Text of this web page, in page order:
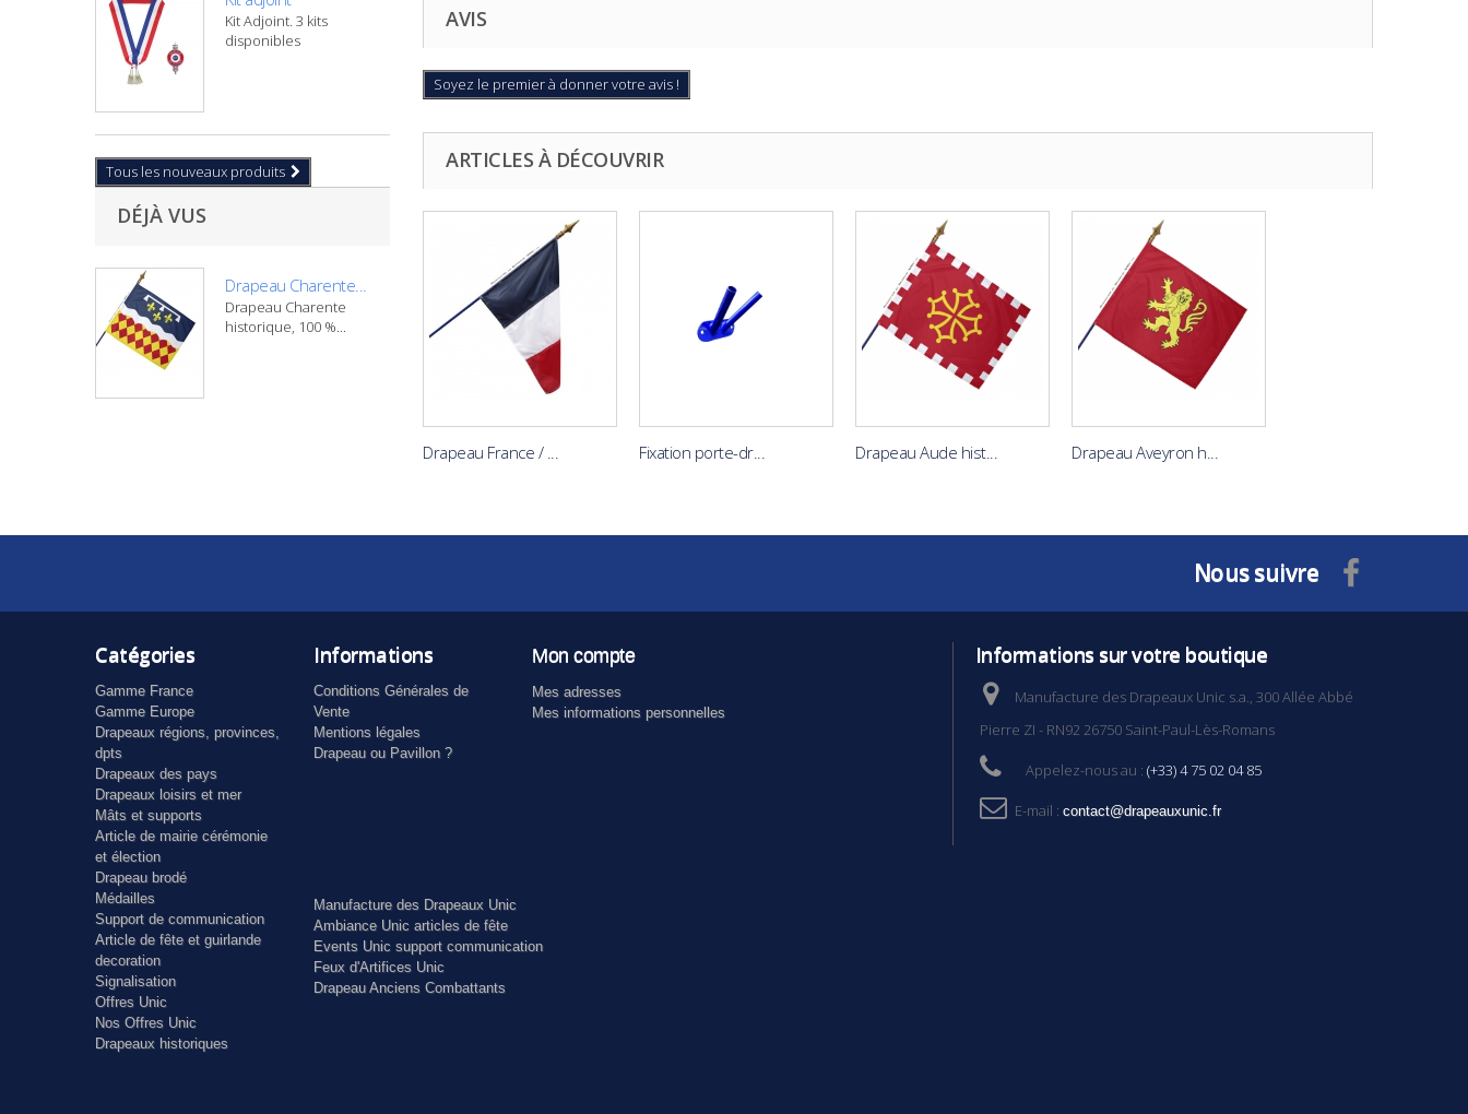
Kit Adjoint. 3 kits
disponibles
Tous les nouveaux produits
DÉJÀ VUS
Drapeau Charente...
Drapeau Charente
historique, 100 %...
AVIS
Soyez le premier à donner votre avis !
ARTICLES À DÉCOUVRIR
Drapeau France / ... Fixation porte-dr... Drapeau Aude hist... Drapeau Aveyron h...
Nous suivre
Catégories
Gamme France
Gamme Europe
Drapeaux régions, provinces,
dpts
Drapeaux des pays
Drapeaux loisirs et mer
Mâts et supports
Article de mairie cérémonie
et élection
Drapeau brodé
Médailles
Support de communication
Article de fête et guirlande
decoration
Signalisation
Offres Unic
Nos Offres Unic
Drapeaux historiques
Informations
Conditions Générales de
Vente
Mentions légales
Drapeau ou Pavillon ?
Mon compte
Mes adresses
Mes informations personnelles
Informations sur votre boutique
Manufacture des Drapeaux Unic s.a., 300 Allée Abbé
Pierre ZI - RN92 26750 Saint-Paul-Lès-Romans
Appelez-nous au : (+33) 4 75 02 04 85
E-mail : contact@drapeauxunic.fr
Manufacture des Drapeaux Unic
Ambiance Unic articles de fête
Events Unic support communication
Feux d'Artifices Unic
Drapeau Anciens Combattants